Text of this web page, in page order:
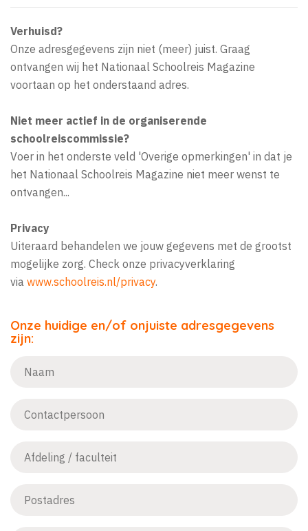
Verhuisd?
Onze adresgegevens zijn niet (meer) juist. Graag
ontvangen wij het Nationaal Schoolreis Magazine
voortaan op het onderstaand adres.
Niet meer actief in de organiserende
schoolreiscommissie?
Voer in het onderste veld 'Overige opmerkingen' in dat je
het Nationaal Schoolreis Magazine niet meer wenst te
ontvangen...
Privacy
Uiteraard behandelen we jouw gegevens met de grootst
mogelijke zorg. Check onze privacyverklaring
via www.schoolreis.nl/privacy.
Onze huidige en/of onjuiste adresgegevens
zijn: